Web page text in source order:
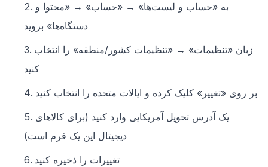
به «حساب و لیست‌ها» → «حساب» → «محتوا و
دستگاه‌ها» بروید
زبان «تنظیمات» → «تنظیمات کشور/منطقه» را انتخاب
کنید
بر روی «تغییر» کلیک کرده و ایالات متحده را انتخاب کنید
یک آدرس تحویل آمریکایی وارد کنید (برای کالاهای
دیجیتال این یک فرم است)
تغییرات را ذخیره کنید